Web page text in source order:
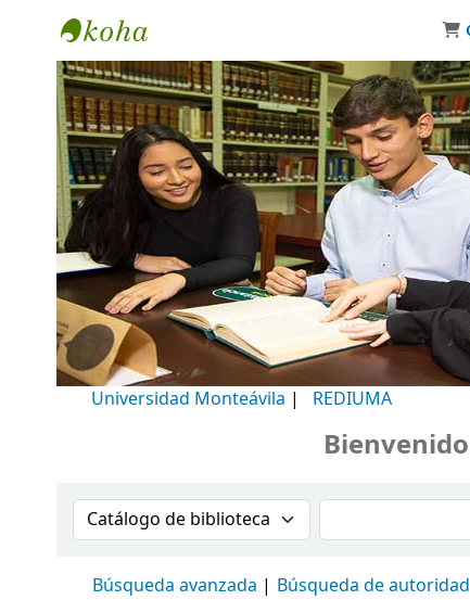
Biblioteca Universidad Monteávila
Universidad Monteávila | REDIUMA
Buscar en el catálogo por:Buscar en el
Búsqueda avanzada Búsqueda de autoridad